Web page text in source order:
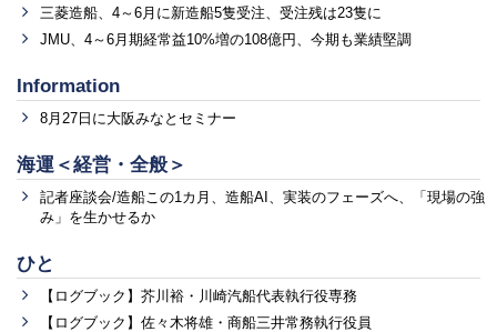
三菱造船、4～6月に新造船5隻受注、受注残は23隻に
JMU、4～6月期経常益10%増の108億円、今期も業績堅調
Information
8月27日に大阪みなとセミナー
海運＜経営・全般＞
記者座談会/造船この1カ月、造船AI、実装のフェーズへ、「現場の強
み」を生かせるか
ひと
【ログブック】芥川裕・川崎汽船代表執行役専務
【ログブック】佐々木将雄・商船三井常務執行役員